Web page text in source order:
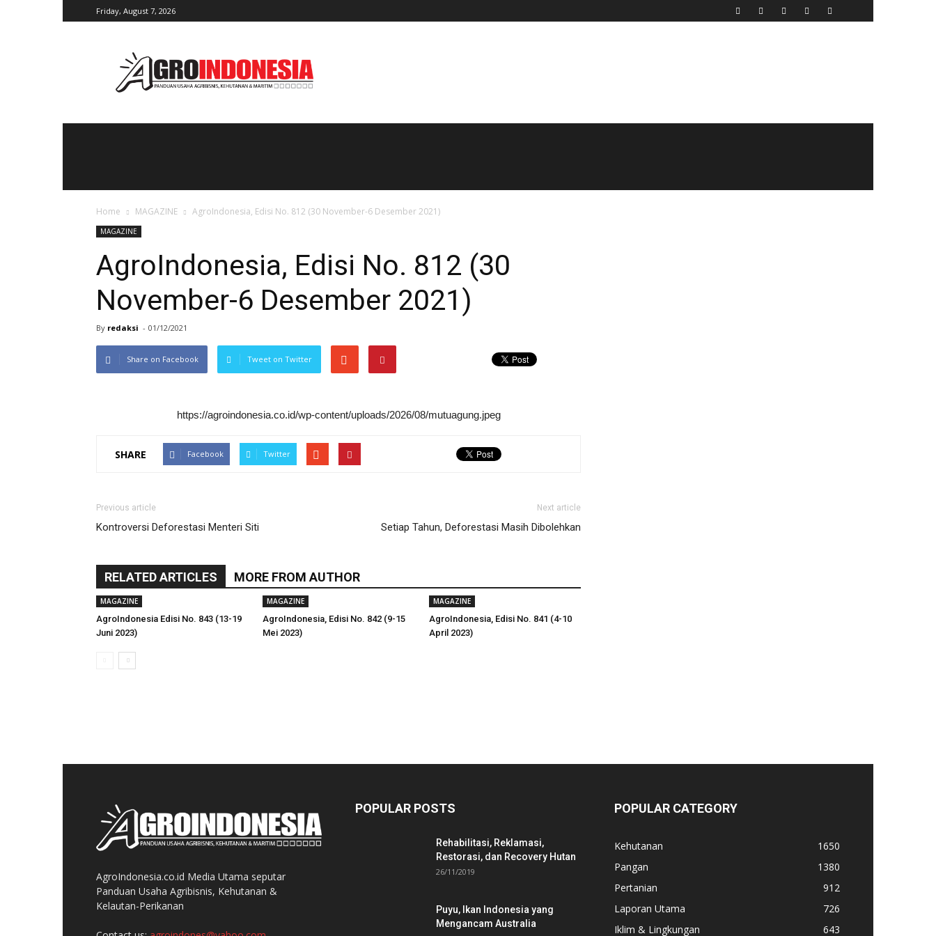
Friday, August 7, 2026
Home MAGAZINE AgroIndonesia, Edisi No. 812 (30 November-6 Desember 2021)
MAGAZINE
AgroIndonesia, Edisi No. 812 (30
November-6 Desember 2021)
By redaksi - 01/12/2021
Share on Facebook Tweet on Twitter
https://agroindonesia.co.id/wp-content/uploads/2026/08/mutuagung.jpeg
SHARE Facebook Twitter
Previous article
Kontroversi Deforestasi Menteri Siti
Next article
Setiap Tahun, Deforestasi Masih Dibolehkan
RELATED ARTICLES MORE FROM AUTHOR
MAGAZINE
AgroIndonesia Edisi No. 843 (13-19
Juni 2023)
MAGAZINE
AgroIndonesia, Edisi No. 842 (9-15
Mei 2023)
MAGAZINE
AgroIndonesia, Edisi No. 841 (4-10
April 2023)
AgroIndonesia.co.id Media Utama seputar
Panduan Usaha Agribisnis, Kehutanan &
Kelautan-Perikanan
POPULAR POSTS
Rehabilitasi, Reklamasi,
Restorasi, dan Recovery Hutan
26/11/2019
Puyu, Ikan Indonesia yang
Mengancam Australia
POPULAR CATEGORY
Kehutanan
1650
Pangan
1380
Pertanian
912
Laporan Utama
726
Iklim & Lingkungan
643